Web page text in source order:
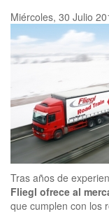
Miércoles, 30 Julio
Tras años de
Fliegl ofrece al
que cumplen con los